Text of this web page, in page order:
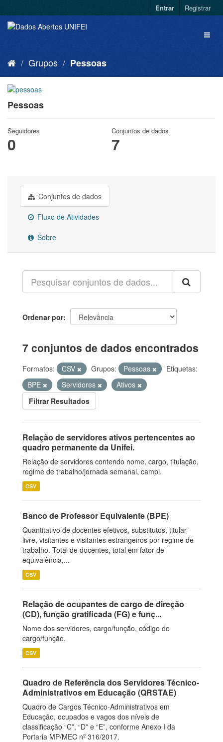
Entrar Registrar
Grupos Pessoas
Pessoas
Seguidores
0
Conjuntos de dados
7
Conjuntos de dados
Fluxo de Atividades
Sobre
Ordenar por
7 conjuntos de dados encontrados
Formatos: CSV Grupos: Pessoas
Etiquetas:
BPE
Servidores
Ativos
Filtrar Resultados
Relação de servidores ativos pertencentes ao
quadro permanente da Unifei.
Relação de servidores contendo nome, cargo, titulação,
regime de trabalho/jornada semanal, campi.
CSV
Banco de Professor Equivalente (BPE)
Quantitativo de docentes efetivos, substitutos, titular-
livre, visitantes e visitantes estrangeiros por regime de
trabalho. Total de docentes, total em fator de
equivalência,...
CSV
Relação de ocupantes de cargo de direção
(CD), função gratificada (FG) e funç...
Nome dos servidores, cargo/função, código do
cargo/função.
CSV
Quadro de Referência dos Servidores Técnico-
Administrativos em Educação (QRSTAE)
Quadro de Cargos Técnico-Administrativos em
Educação, ocupados e vagos dos níveis de
classificação “C”, “D” e “E”, conforme Anexo I da
Portaria MP/MEC nº 316/2017.